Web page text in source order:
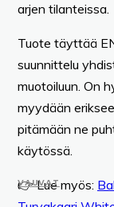
VAUVAT
arjen tilanteissa.
Tuote täyttää
suunnittelu
muotoiluun. On
myydään
pitämään ne
käytössä.
👉 Lue myös: